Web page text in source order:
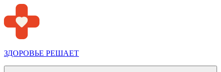
Перейти
к
содержимому
ЗДОРОВЬЕ РЕШАЕТ